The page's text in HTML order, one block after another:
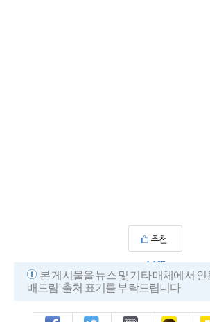
추천
1,185
본 게시물을 뉴스 및 기타 매체에서 인
배드림' 출처 표기를 부탁드립니다